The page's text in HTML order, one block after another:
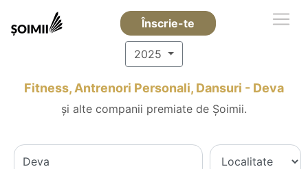
Înscrie-te
2025
Fitness, Antrenori Personali, Dansuri - Deva
și alte companii premiate de Șoimii.